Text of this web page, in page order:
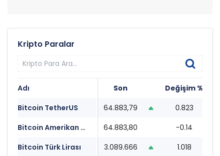
Kripto Paralar
Adı Son Değişim %
Bitcoin TetherUS
64.883,79 0.823
Bitcoin Amerikan Doları
64.883,80 -0.14
Bitcoin Türk Lirası
3.089.666 1.018